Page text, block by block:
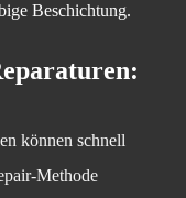
Beschichtung.
können schnell
Methode